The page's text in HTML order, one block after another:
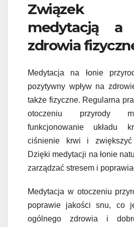
Związek
medytacją a
zdrowia
Medytacja na łonie
pozytywny wpływ na
także fizyczne. Regularna
otoczeniu przyrody
funkcjonowanie układu
ciśnienie krwi i
Dzięki medytacji na łonie
zarządzać stresem i
Medytacja w otoczeniu
poprawie jakości snu, co
ogólnego zdrowia i